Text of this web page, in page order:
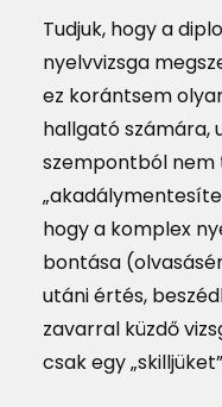
Tudjuk, hogy a
nyelvvizsga
ez korántsem
hallgató számára,
szempontból nem
hogy a komplex
bontása
utáni értés,
zavarral küzdő
csak egy